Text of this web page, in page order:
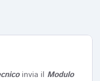
invia il Modulo